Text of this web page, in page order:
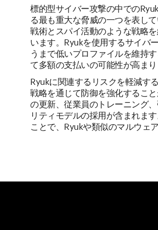
標的型サイバー攻撃の中での
る最も重大な脅威の一つを表し
戦術とスパイ活動のような戦略
います。Ryukを使用するサイバ
うまで低いプロファイルを維持
て多額の支払いの可能性が高まり
Ryukに関連するリスクを軽減す
戦略を通じて防御を強化するこ
の更新、従業員のトレーニング
リティモデルの採用が含まれま
ことで、Ryukや類似のマルウェ